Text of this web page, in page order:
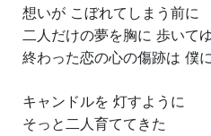
想いが こぼれてしまう前に
二人だけの夢を胸に 歩いて
終わった恋の心の傷跡は 僕
キャンドルを 灯すように
そっと二人育ててきた